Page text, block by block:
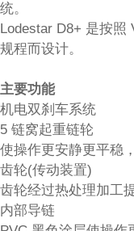
统。
Lodestar D8+ 是按照
规程而设计。
主要功能
机电双刹车系统
5 链窝起重链轮
使操作更安静更平稳
齿轮(传动装置)
齿轮经过热处理加工
内部导链